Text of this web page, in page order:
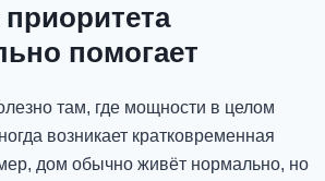
помогает
там, где мощности в целом
возникает кратковременная
дом обычно живёт нормально, но